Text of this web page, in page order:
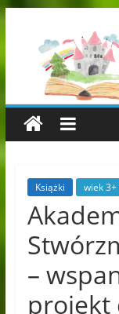
Książki wiek 3+
–
projekt